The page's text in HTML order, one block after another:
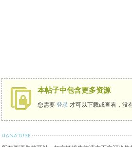
本帖子中包含更多资源
您需要 登录 才可以下载或查看，没